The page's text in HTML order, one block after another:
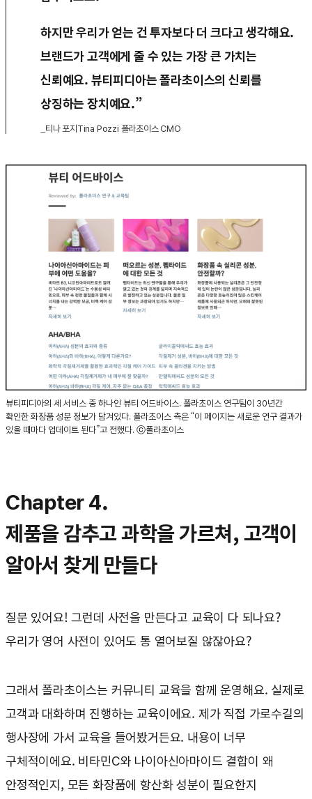
하지만 우리가 얻는 건 투자보다 더 크다고 생각해요.
브랜드가 고객에게 줄 수 있는 가장 큰 가치는
신뢰예요. 뷰티피디아는 폴라초이스의 신뢰를
상징하는 장치예요.”
_티나 포지Tina Pozzi 폴라초이스 CMO
뷰티피디아의 세 서비스 중 하나인 뷰티 어드바이스. 폴라초이스 연구팀이 30년간
확인한 화장품 성분 정보가 담겨있다. 폴라초이스 측은 “이 페이지는 새로운 연구 결과가
있을 때마다 업데이트 된다”고 전했다. ⓒ폴라초이스
Chapter 4.
제품을 감추고 과학을 가르쳐, 고객이
알아서 찾게 만들다
질문 있어요! 그런데 사전을 만든다고 교육이 다 되나요?
우리가 영어 사전이 있어도 통 열어보질 않잖아요?
그래서 폴라초이스는 커뮤니티 교육을 함께 운영해요. 실제로
고객과 대화하며 진행하는 교육이에요. 제가 직접 가로수길의
행사장에 가서 교육을 들어봤거든요. 내용이 너무
구체적이에요. 비타민C와 나이아신아마이드 결합이 왜
안정적인지, 모든 화장품에 항산화 성분이 필요한지